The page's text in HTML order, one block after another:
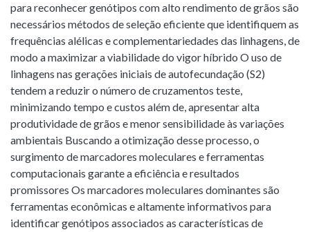
para reconhecer genótipos com alto rendimento de grãos são
necessários métodos de seleção eficiente que identifiquem as
frequências alélicas e complementariedades das linhagens, de
modo a maximizar a viabilidade do vigor híbrido O uso de
linhagens nas gerações iniciais de autofecundação (S2)
tendem a reduzir o número de cruzamentos teste,
minimizando tempo e custos além de, apresentar alta
produtividade de grãos e menor sensibilidade às variações
ambientais Buscando a otimização desse processo, o
surgimento de marcadores moleculares e ferramentas
computacionais garante a eficiência e resultados
promissores Os marcadores moleculares dominantes são
ferramentas econômicas e altamente informativos para
identificar genótipos associados as características de